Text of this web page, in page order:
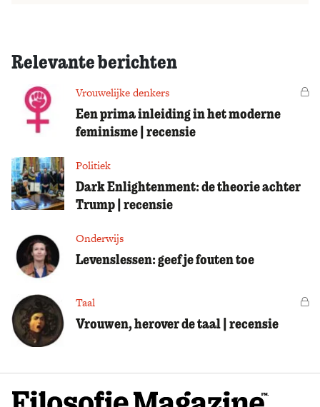
Relevante berichten
Vrouwelijke denkers
Een prima inleiding in het moderne
feminisme | recensie
Politiek
Dark Enlightenment: de theorie achter
Trump | recensie
Onderwijs
Levenslessen: geef je fouten toe
Taal
Vrouwen, herover de taal | recensie